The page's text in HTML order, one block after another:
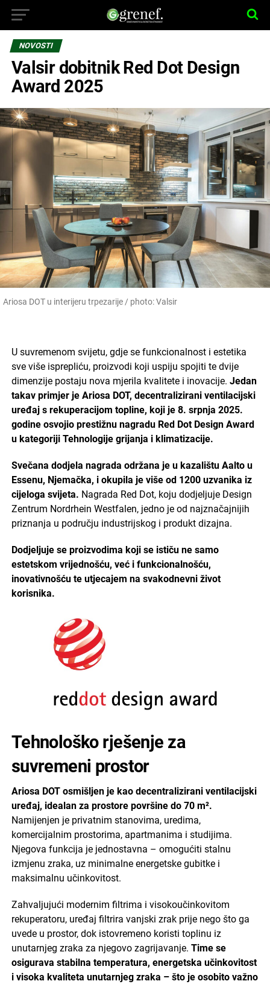
NOVOSTI
Valsir dobitnik Red Dot Design
Award 2025
Ariosa DOT u interijeru trpezarije / photo: Valsir
U suvremenom svijetu, gdje se funkcionalnost i estetika
sve više isprepliću, proizvodi koji uspiju spojiti te dvije
dimenzije postaju nova mjerila kvalitete i inovacije. Jedan
takav primjer je Ariosa DOT, decentralizirani ventilacijski
uređaj s rekuperacijom topline, koji je 8. srpnja 2025.
godine osvojio prestižnu nagradu Red Dot Design Award
u kategoriji Tehnologije grijanja i klimatizacije.
Svečana dodjela nagrada održana je u kazalištu Aalto u
Essenu, Njemačka, i okupila je više od 1200 uzvanika iz
cijeloga svijeta. Nagrada Red Dot, koju dodjeljuje Design
Zentrum Nordrhein Westfalen, jedno je od najznačajnijih
priznanja u području industrijskog i produkt dizajna.
Dodjeljuje se proizvodima koji se ističu ne samo
estetskom vrijednošću, već i funkcionalnošću,
inovativnošću te utjecajem na svakodnevni život
korisnika.
Tehnološko rješenje za
suvremeni prostor
Ariosa DOT osmišljen je kao decentralizirani ventilacijski
uređaj, idealan za prostore površine do 70 m².
Namijenjen je privatnim stanovima, uredima,
komercijalnim prostorima, apartmanima i studijima.
Njegova funkcija je jednostavna – omogućiti stalnu
izmjenu zraka, uz minimalne energetske gubitke i
maksimalnu učinkovitost.
Zahvaljujući modernim filtrima i visokoučinkovitom
rekuperatoru, uređaj filtrira vanjski zrak prije nego što ga
uvede u prostor, dok istovremeno koristi toplinu iz
unutarnjeg zraka za njegovo zagrijavanje. Time se
osigurava stabilna temperatura, energetska učinkovitost
i visoka kvaliteta unutarnjeg zraka – što je osobito važno